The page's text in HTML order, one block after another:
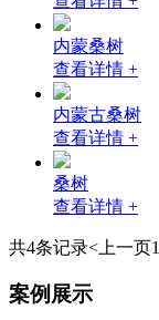
内蒙桑树
查看详情 +
内蒙古桑树
查看详情 +
桑树
查看详情 +
共4条记录<上一页1
案例展示